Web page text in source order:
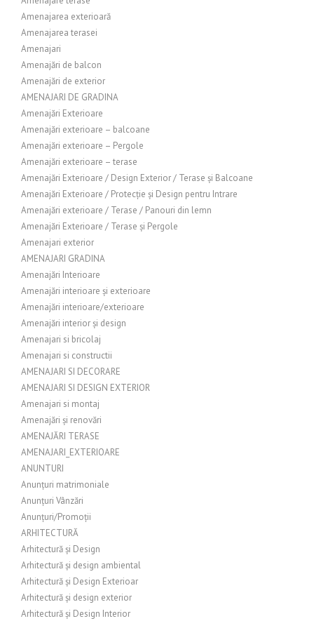
Amenajarea exterioară
Amenajarea terasei
Amenajari
Amenajări de balcon
Amenajări de exterior
AMENAJARI DE GRADINA
Amenajări Exterioare
Amenajări exterioare – balcoane
Amenajări exterioare – Pergole
Amenajări exterioare – terase
Amenajări Exterioare / Design Exterior / Terase și Balcoane
Amenajări Exterioare / Protecție și Design pentru Intrare
Amenajări exterioare / Terase / Panouri din lemn
Amenajări Exterioare / Terase și Pergole
Amenajari exterior
AMENAJARI GRADINA
Amenajări Interioare
Amenajări interioare și exterioare
Amenajări interioare/exterioare
Amenajări interior și design
Amenajari si bricolaj
Amenajari si constructii
AMENAJARI SI DECORARE
AMENAJARI SI DESIGN EXTERIOR
Amenajari si montaj
Amenajări și renovări
AMENAJĂRI TERASE
AMENAJARI_EXTERIOARE
ANUNTURI
Anunțuri matrimoniale
Anunțuri Vânzări
Anunțuri/Promoții
ARHITECTURĂ
Arhitectură și Design
Arhitectură și design ambiental
Arhitectură și Design Exterioar
Arhitectură și design exterior
Arhitectură și Design Interior